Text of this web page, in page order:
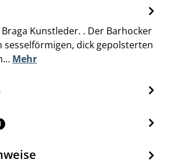
Kunstleder. . Der Barhocker
sesselförmigen, dick gepolsterten
Mehr